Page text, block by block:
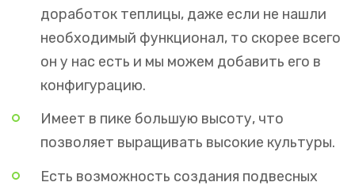
доработок теплицы, даже если не нашли
необходимый функционал, то скорее всего
он у нас есть и мы можем добавить его в
конфигурацию.
Имеет в пике большую высоту, что
позволяет выращивать высокие культуры.
Есть возможность создания подвесных